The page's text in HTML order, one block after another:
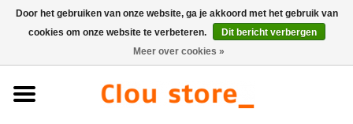
0 Artikelen - €0,00
Door het gebruiken van onze website, ga je akkoord met het gebruik van
cookies om onze website te verbeteren.
Dit bericht verbergen
Meer over cookies »